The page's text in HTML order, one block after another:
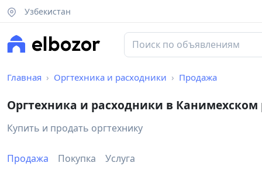
Узбекистан
Главная Оргтехника и расходники Продажа
Оргтехника и расходники в Канимехском
Купить и продать оргтехнику
Продажа Покупка Услуга